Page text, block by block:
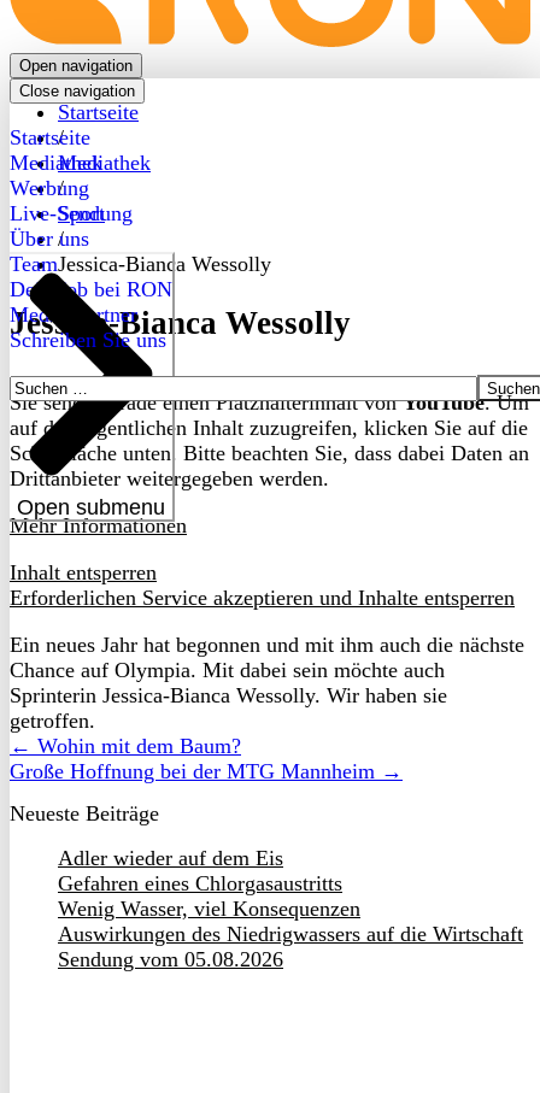
Open navigation
Close navigation
Startseite
Mediathek
Werbung
Live-Sendung
Über uns
Open submenu
Team
Dein Job bei RON
Medienpartner
Schreiben Sie uns
Suchen
nach:
Startseite
/
Mediathek
/
Sport
/
Jessica-Bianca Wessolly
Jessica-Bianca Wessolly
Sie sehen gerade einen Platzhalterinhalt vonYouTube. Um
auf den eigentlichen Inhalt zuzugreifen, klicken Sie auf die
Schaltfläche unten. Bitte beachten Sie, dass dabei Daten an
Drittanbieter weitergegeben werden.
Mehr Informationen
Inhalt entsperren
Erforderlichen Service akzeptieren und Inhalte entsperren
Ein neues Jahr hat begonnen und mit ihm auch die nächste
Chance auf Olympia. Mit dabei sein möchte auch
Sprinterin Jessica-Bianca Wessolly. Wir haben sie
getroffen.
← Wohin mit dem Baum?
Große Hoffnung bei der MTG Mannheim →
Neueste Beiträge
Adler wieder auf dem Eis
Gefahren eines Chlorgasaustritts
Wenig Wasser, viel Konsequenzen
Auswirkungen des Niedrigwassers auf die Wirtschaft
Sendung vom 05.08.2026